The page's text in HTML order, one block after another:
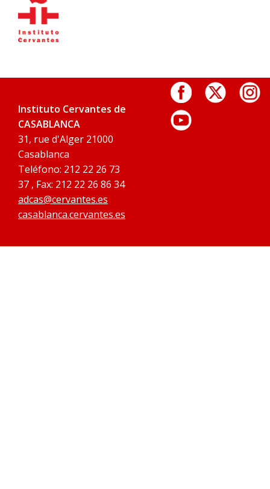
Instituto Cervantes de
CASABLANCA
31, rue d'Alger 21000
Casablanca
Teléfono: 212 22 26 73
37 , Fax: 212 22 26 86 34
adcas@cervantes.es
casablanca.cervantes.es